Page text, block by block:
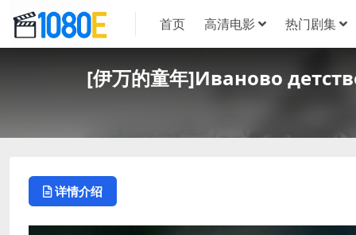
首页 高清电影 热门剧集
[伊万的童年]Иваново
详情介绍